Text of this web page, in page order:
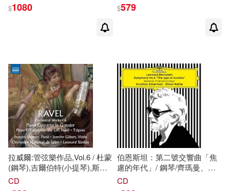
Karajan with Wiener
Philharmoniker / LIVE in Paris
$1080
Zarathustra & Burleske /
Jansons(conductor) / Bavarian
$579
拉威爾:管弦樂作品,Vol.6 / 杜蒙
(鋼琴),吉爾伯特(小提琴),斯拉
特金(指揮)國立里昂管弦樂團
CD
伯恩斯坦：第二號交響曲「焦
慮的年代」/ 鋼琴/齊瑪曼、拉
圖指揮/柏林愛樂 (黑膠LP)
CD